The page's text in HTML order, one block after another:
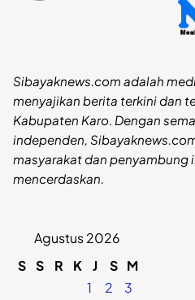
Sibayaknews.com adalah
menyajikan berita terkini dan
Kabupaten Karo. Dengan
independen,
masyarakat dan penyambung
mencerdaskan.
Agustus 2026
S S R K J S M
1
2
3